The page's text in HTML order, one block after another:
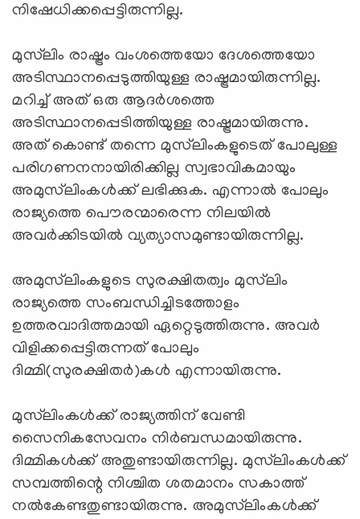
നിഷേധിക്കപ്പെട്ടിരുന്നില്ല.
മുസ്‌ലിം രാഷ്ട്രം വംശത്തെയോ ദേശത്തെയോ
അടിസ്ഥാനപ്പെടുത്തിയുള്ള രാഷ്ട്രമായിരുന്നില്ല.
മറിച്ച് അത് ഒരു ആദര്‍ശത്തെ
അടിസ്ഥാനപ്പെടിത്തിയുള്ള രാഷ്ട്രമായിരുന്നു.
അത് കൊണ്ട് തന്നെ മുസ്‌ലിംകളുടെത് പോലുള്ള
പരിഗണനനായിരിക്കില്ല സ്വഭാവികമായും
അമുസ്‌ലിംകള്‍ക്ക് ലഭിക്കുക. എന്നാല്‍ പോലും
രാജ്യത്തെ പൌരന്മാരെന്ന നിലയില്‍
അവര്‍ക്കിടയില്‍ വ്യത്യാസമുണ്ടായിരുന്നില്ല.
അമുസ്‌ലിംകളുടെ സുരക്ഷിതത്വം മുസ്‌ലിം
രാജ്യത്തെ സംബന്ധിച്ചിടത്തോളം
ഉത്തരവാദിത്തമായി ഏറ്റെടുത്തിരുന്നു. അവര്‍
വിളിക്കപ്പെട്ടിരുന്നത് പോലും
ദിമ്മി(സുരക്ഷിതര്‍)കള്‍ എന്നായിരുന്നു.
മുസ്‌ലിംകള്‍ക്ക് രാജ്യത്തിന് വേണ്ടി
സൈനികസേവനം നിര്‍ബന്ധമായിരുന്നു.
ദിമ്മികള്‍ക്ക് അതുണ്ടായിരുന്നില്ല. മുസ്‌ലിംകള്‍ക്ക്
സമ്പത്തിന്റെ നിശ്ചിത ശതമാനം സകാത്ത്
നല്‍കേണ്ടതുണ്ടായിരുന്നു. അമുസ്‌ലിംകള്‍ക്ക്